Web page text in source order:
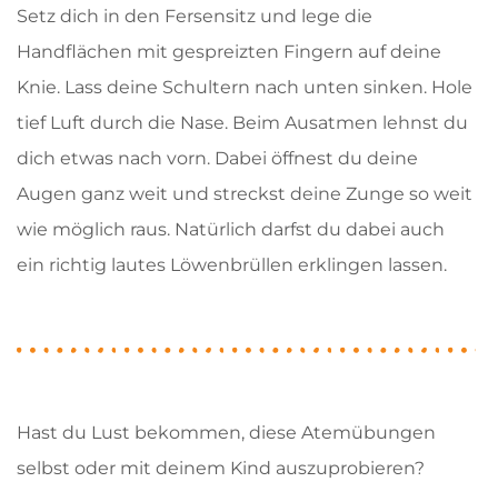
Setz dich in den Fersensitz und lege die
Handflächen mit gespreizten Fingern auf deine
Knie. Lass deine Schultern nach unten sinken. Hole
tief Luft durch die Nase. Beim Ausatmen lehnst du
dich etwas nach vorn. Dabei öffnest du deine
Augen ganz weit und streckst deine Zunge so weit
wie möglich raus. Natürlich darfst du dabei auch
ein richtig lautes Löwenbrüllen erklingen lassen.
Hast du Lust bekommen, diese Atemübungen
selbst oder mit deinem Kind auszuprobieren?